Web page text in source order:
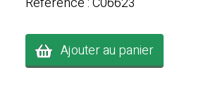
Ajouter au panier